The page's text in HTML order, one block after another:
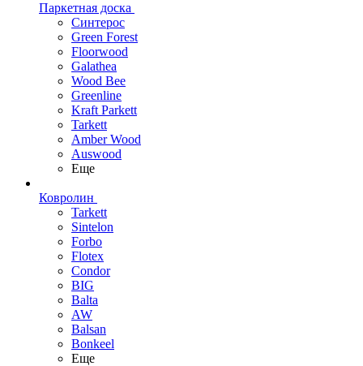
Паркетная доска
Синтерос
Green Forest
Floorwood
Galathea
Wood Bee
Greenline
Kraft Parkett
Tarkett
Amber Wood
Auswood
Еще
Ковролин
Tarkett
Sintelon
Forbo
Flotex
Condor
BIG
Balta
AW
Balsan
Bonkeel
Еще